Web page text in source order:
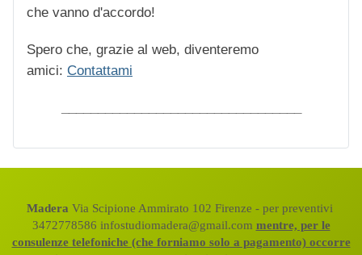
che vanno d'accordo!
Spero che, grazie al web, diventeremo
amici: Contattami
Madera Via Scipione Ammirato 102 Firenze - per preventivi
3472778586 infostudiomadera@gmail.com mentre, per le
consulenze telefoniche (che forniamo solo a pagamento) occorre